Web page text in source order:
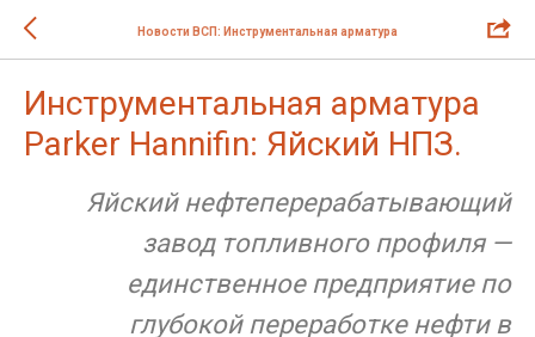
Новости ВСП: Инструментальная арматура
Инструментальная арматура
Parker Hannifin: Яйский НПЗ.
Яйский нефтеперерабатывающий
завод топливного профиля —
единственное предприятие по
глубокой переработке нефти в